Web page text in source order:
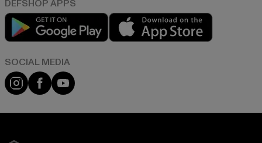
Play market
Instagram
FacebookYouTube